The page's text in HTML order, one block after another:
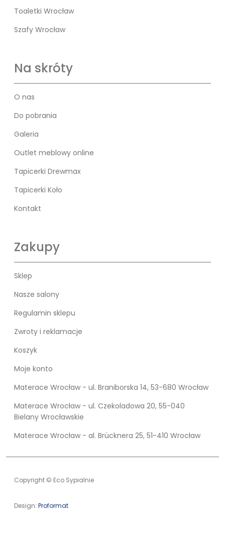
Toaletki Wrocław
Szafy Wrocław
Na skróty
O nas
Do pobrania
Galeria
Outlet meblowy online
Tapicerki Drewmax
Tapicerki Koło
Kontakt
Zakupy
Sklep
Nasze salony
Regulamin sklepu
Zwroty i reklamacje
Koszyk
Moje konto
Materace Wrocław - ul. Braniborska 14, 53-680 Wrocław
Materace Wrocław - ul. Czekoladowa 20, 55-040
Bielany Wrocławskie
Materace Wrocław - al. Brücknera 25, 51-410 Wrocław
Copyright © Eco Sypialnie
Design: Proformat